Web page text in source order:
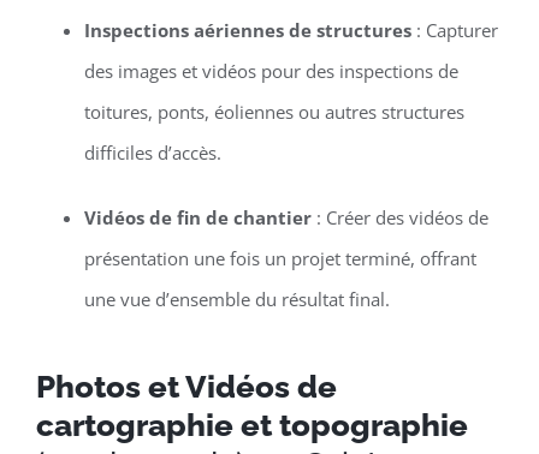
Inspections aériennes de structures: Capturer
des images et vidéos pour des inspections de
toitures, ponts, éoliennes ou autres structures
difficiles d’accès.
Vidéos de fin de chantier: Créer des vidéos de
présentation une fois un projet terminé, offrant
une vue d’ensemble du résultat final.
Photos et Vidéos de
cartographie et topographie